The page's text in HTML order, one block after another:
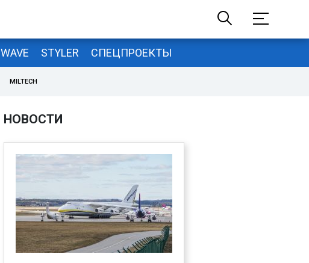
WAVE STYLER СПЕЦПРОЕКТЫ
MILTECH
НОВОСТИ